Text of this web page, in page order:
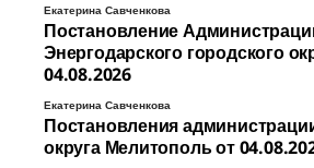
Екатерина Савченкова
Постановление
Энергодарского городского
04.08.2026
Екатерина Савченкова
Постановления
округа Мелитополь от